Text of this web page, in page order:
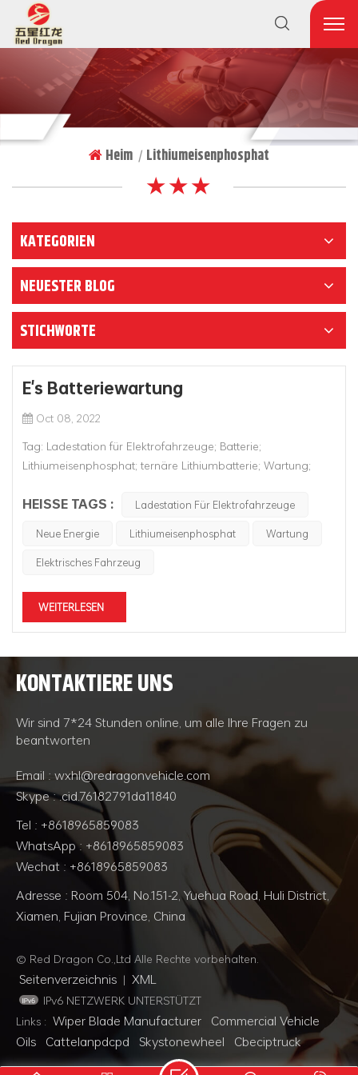
Heim | Lithiumeisenphosphat
★ ★ ★
KATEGORIEN
NEUESTER BLOG
STICHWORTE
E's Batteriewartung
Oct 08, 2022
Tag: Ladestation für Elektrofahrzeuge; Batterie;
Lithiumeisenphosphat; ternäre Lithiumbatterie; Wartung;
es Kontroversen darüber, wie viele Jahre die Batterien halten
Batterielebensdau...
HEISSE TAGS :
Ladestation Für Elektrofahrzeuge
Neue Energie
Lithiumeisenphosphat
Wartung
Elektrisches Fahrzeug
WEITERLESEN
KONTAKTIERE UNS
Wir sind 7*24 Stunden online, um alle Ihre Fragen zu
beantworten
Email : wxhl@redragonvehicle.com
Skype : .cid.76182791da11840
Tel : +8618965859083
WhatsApp : +8618965859083
Wechat : +8618965859083
Adresse : Room 504, No.151-2, Yuehua Road, Huli District,
Xiamen, Fujian Province, China
© Red Dragon Co.,Ltd Alle Rechte vorbehalten.
Seitenverzeichnis | XML
IPv6 NETZWERK UNTERSTÜTZT
Links : Wiper Blade Manufacturer Commercial Vehicle
Oils Cattelanpdcpd Skystonewheel Cbeciptruck